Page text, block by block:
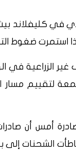
في كليفلاند
استمرت ضغوط
غير الزراعية
لتقييم
أمس أن
⁠إذ تباطأت